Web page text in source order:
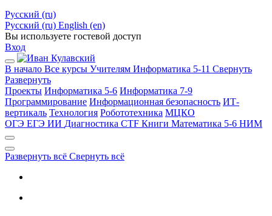
Русский ‎(ru)‎
Русский ‎(ru)‎ English ‎(en)‎
Вы используете гостевой доступ
Вход
В начало Все курсы Учителям Информатика 5-11 Свернуть
Развернуть
Проекты Информатика 5-6 Информатика 7-9
Программирование Информационная безопасность ИТ-
вертикаль Технология Робототехника МЦКО
ОГЭ ЕГЭ ИИ Диагностика CTF Книги Математика 5-6 НИМ
Развернуть всё Свернуть всё